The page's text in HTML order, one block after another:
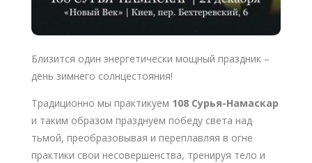
Близится один энергетически мощный праздник –
день зимнего солнцестояния!
Традиционно мы практикуем 108 Сурья-Намаскар
и таким образом празднуем победу света над
тьмой, преобразовывая и переплавляя в огне
практики свои несовершенства, тренируя тело и